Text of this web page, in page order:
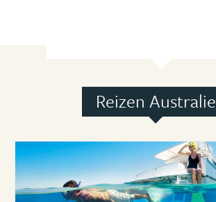
Reizen Australie